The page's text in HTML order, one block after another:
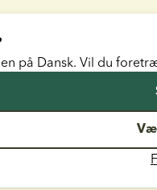
på Dansk. Vil du